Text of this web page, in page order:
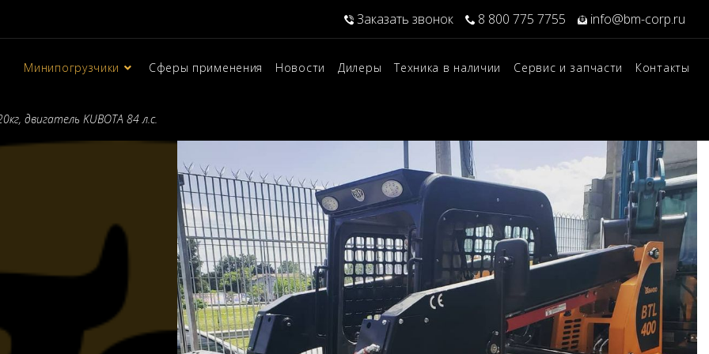
Заказать звонок 8 800 775 7755 info@bm-corp.ru
Минипогрузчики Сферы применения Новости Дилеры Техника в наличии Сервис и запчасти Контакты
двигатель KUBOTA 84 л.с.